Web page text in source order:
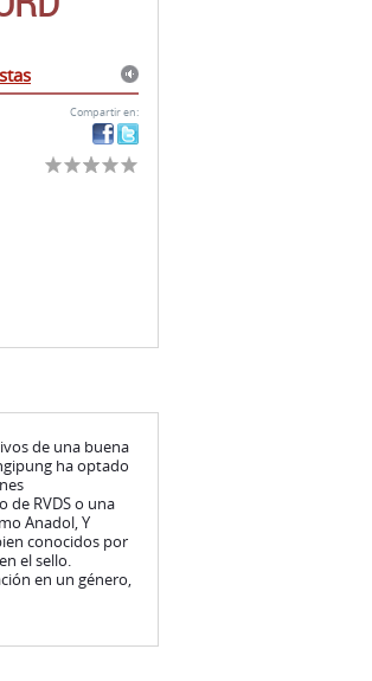
de una buena
RVDS o una
Anadol, Y
conocidos por
el sello.
en un género,